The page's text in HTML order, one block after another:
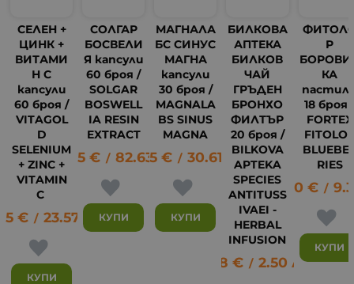
СЕЛЕН +
ЦИНК +
ВИТАМИ
Н C
капсули
60 броя /
VITAGOL
D
SELENIUM
+ ZINC +
VITAMIN
C
€ / 23.57 лв.
КУПИ
СОЛГАР
БОСВЕЛИ
Я капсули
60 броя /
SOLGAR
BOSWELL
IA RESIN
EXTRACT
42.25 € / 82.63 лв.
КУПИ
МАГНАЛА
БС СИНУС
МАГНА
капсули
30 броя /
MAGNALA
BS SINUS
MAGNA
15.65 € / 30.61 лв.
КУПИ
БИЛКОВА
АПТЕКА
БИЛКОВ
ЧАЙ
ГРЪДЕН
БРОНХО
ФИЛТЪР
20 броя /
BILKOVA
APTEKA
SPECIES
ANTITUSS
IVAEI -
HERBAL
INFUSION
1.28 € / 2.50 лв.
Р
КА
18 броя
FORTEX
RIES
4.80 € /
КУПИ